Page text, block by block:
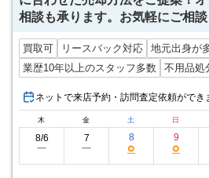
相談も承ります。お気軽にご相
買取可 リースバック対応
地元出身が
業歴10年以上のスタッフ多数
不用品処
ネットで来店予約・訪問査定依頼ができ
木 金 土 日
8/6
ー
7
ー
8
○
9
○